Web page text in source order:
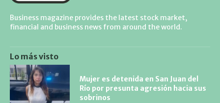
Business magazine provides the latest stock market,
financial and business news from around the world.
Lo más visto
Mujer es detenida en San Juan del
Río por presunta agresión hacia sus
sobrinos